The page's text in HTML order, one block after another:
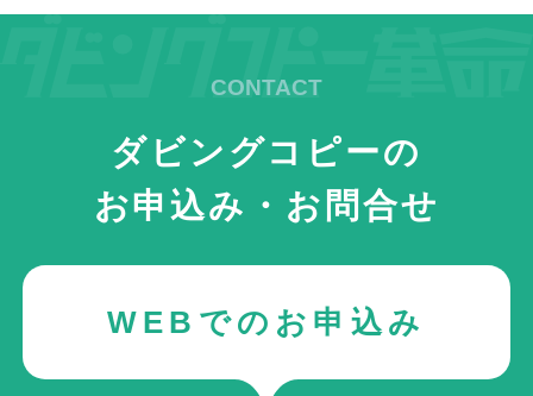
ダビングコピーの
お申込み・お問合せ
WEBでのお申込み